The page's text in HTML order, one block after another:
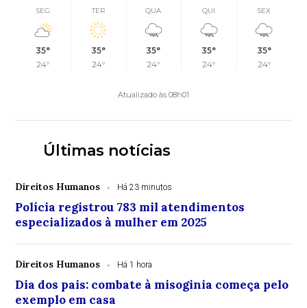
SEG
35°
24°
TER
35°
24°
QUA
35°
24°
QUI
35°
24°
SEX
35°
24°
Atualizado às 08h01
Últimas notícias
Direitos Humanos Há 23 minutos
Polícia registrou 783 mil atendimentos
especializados à mulher em 2025
Direitos Humanos Há 1 hora
Dia dos pais: combate à misoginia começa pelo
exemplo em casa